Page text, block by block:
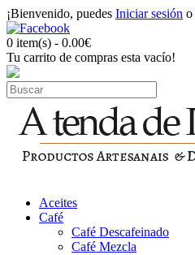
¡Bienvenido, puedes Iniciar sesión o
0 item(s) - 0.00€
Tu carrito de compras esta vacío!
Aceites
Café
Café Descafeinado
Café Mezcla